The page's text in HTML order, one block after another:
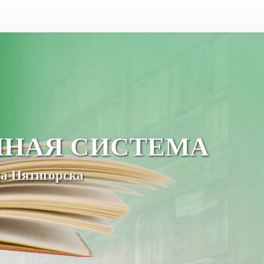
СИСТЕМА
Пятигорска